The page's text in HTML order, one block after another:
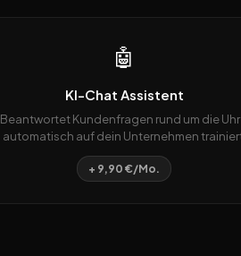
🤖
KI-Chat Assistent
Beantwortet Kundenfragen rund um die Uhr
automatisch auf dein Unternehmen
+ 9,90 €/Mo.